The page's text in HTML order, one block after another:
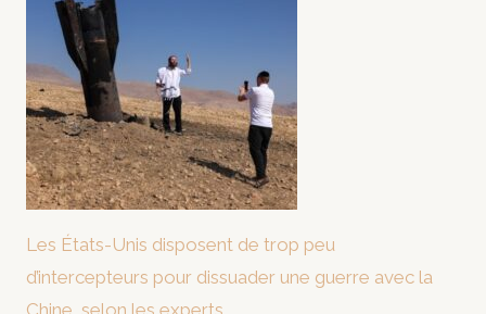
Les États-Unis disposent de trop peu
d’intercepteurs pour dissuader une guerre avec la